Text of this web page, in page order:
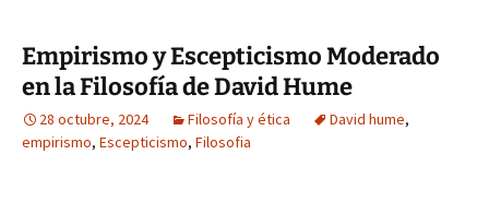
Empirismo y Escepticismo Moderado
en la Filosofía de David Hume
28 octubre, 2024 Filosofía y ética David hume,
empirismo, Escepticismo, Filosofia